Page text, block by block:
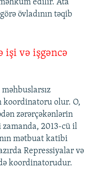
edilir. Ata
övladının təqib
işi və işgəncə
koordinatoru olur. O,
zərərçəkənlərin
zamanda, 2013-cü il
mətbuat katibi
Repressiyalar və
koordinatorudur.